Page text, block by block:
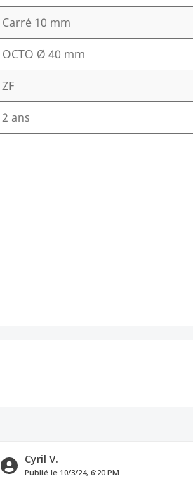
Carré 10 mm
OCTO Ø 40 mm
ZF
2 ans
Cyril V.
Publié le 10/3/24, 6:20 PM